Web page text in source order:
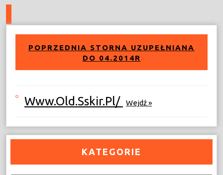
POPRZEDNIA STORNA UZUPEŁNIANA
DO 04.2014R
Www.old.sskir.pl/ Wejdź »
KATEGORIE